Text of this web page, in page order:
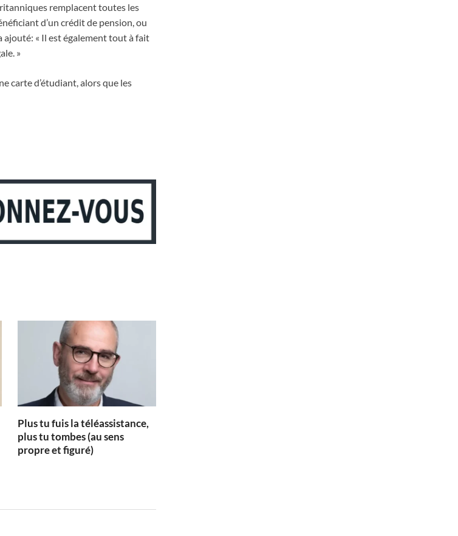
remplacent toutes les
d’un crédit de pension, ou
« Il est également tout à fait
»
carte d’étudiant, alors que les
Plus tu fuis la téléassistance,
plus tu tombes (au sens
propre et figuré)